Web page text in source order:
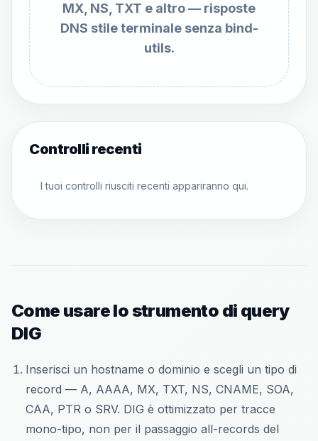
MX, NS, TXT e altro — risposte
DNS stile terminale senza bind-
utils.
Controlli recenti
I tuoi controlli riusciti recenti appariranno qui.
Come usare lo strumento di query
DIG
Inserisci un hostname o dominio e scegli un tipo di
record — A, AAAA, MX, TXT, NS, CNAME, SOA,
CAA, PTR o SRV. DIG è ottimizzato per tracce
mono-tipo, non per il passaggio all-records del